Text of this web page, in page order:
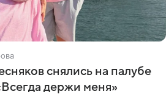
снялись на палубе
держи меня»